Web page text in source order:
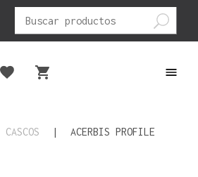
Buscar
por:
CASCOS |
ACERBIS PROFILE